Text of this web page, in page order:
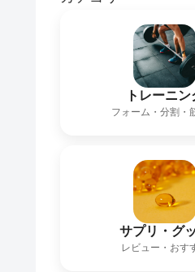
トレーニン
フォーム・分割・
サプリ・グ
レビュー・おす